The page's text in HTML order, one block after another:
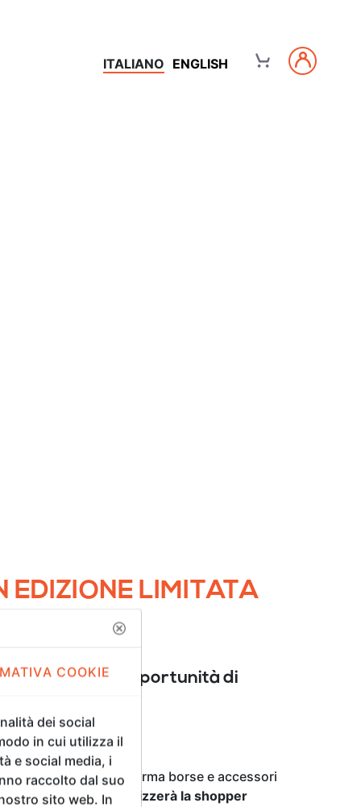
ITALIANO ENGLISH
EDIZIONE LIMITATA
ora, hai l'opportunità di
che trasforma borse e accessori
Da un lato,LOQI realizzerà la shopper
COOKIE
dei social
in cui utilizza il
e social media, i
raccolto dal suo
sito web. In